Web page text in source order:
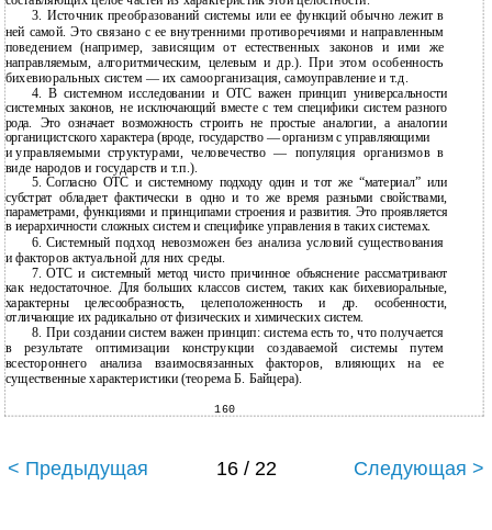
3. Источник преобразований системы или ее функций обычно лежит в
ней самой. Это связано с ее внутренними противоречиями и направленным
поведением (например, зависящим от естественных законов и ими же
направляемым, алгоритмическим, целевым и др.). При этом особенность
бихевиоральных систем — их самоорганизация, самоуправление и т.д.
4. В системном исследовании и ОТС важен принцип универсальности
системных законов, не исключающий вместе с тем специфики систем разного
рода. Это означает возможность строить не простые аналогии, а аналогии
органицистского характера (вроде, государство — организм с управляющими
и управляемыми структурами, человечество — популяция организмов в
виде народов и государств и т.п.).
5. Согласно ОТС и системному подходу один и тот же “материал” или
субстрат обладает фактически в одно и то же время разными свойствами,
параметрами, функциями и принципами строения и развития. Это проявляется
в иерархичности сложных систем и специфике управления в таких системах.
6. Системный подход невозможен без анализа условий существования
и факторов актуальной для них среды.
7. ОТС и системный метод чисто причинное объяснение рассматривают
как недостаточное. Для больших классов систем, таких как бихевиоральные,
характерны целесообразность, целеположенность и др. особенности,
отличающие их радикально от физических и химических систем.
8. При создании систем важен принцип: система есть то, что получается
в результате оптимизации конструкции создаваемой системы путем
всестороннего анализа взаимосвязанных факторов, влияющих на ее
существенные характеристики (теорема Б. Байцера).
160
< Предыдущая 16 / 22 Следующая >